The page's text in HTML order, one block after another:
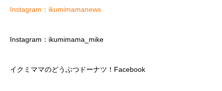
Instagram：ikumimamanews
Instagram：ikumimama_mike
イクミママのどうぶつドーナツ！Facebook